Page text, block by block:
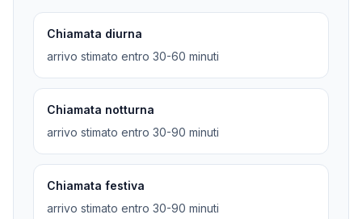
Chiamata diurna
arrivo stimato entro 30-60 minuti
Chiamata notturna
arrivo stimato entro 30-90 minuti
Chiamata festiva
arrivo stimato entro 30-90 minuti